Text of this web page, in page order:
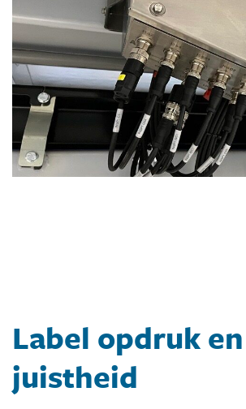
Label opdruk en
juistheid